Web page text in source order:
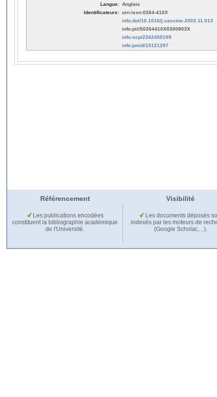
Langue: Anglais
Identificateurs: urn:issn:0264-410X
info:doi/10.1016/j.vaccine.2003.11.013
info:pii/S0264410X0300803X
info:scp/2342455199
info:pmid/15121297
Référencement Visibilité
Les publications encodées
constituent la bibliographie académique
de l'Université.
Les documents déposés
indexés par les moteurs de
(Google Scholar,…).